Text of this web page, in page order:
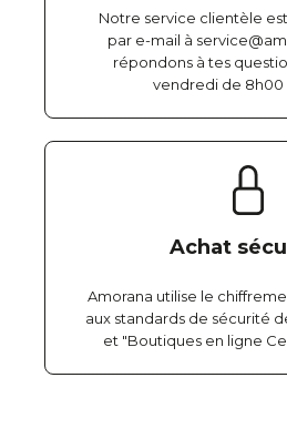
Notre service clientèle
par e-mail à
répondons à tes
vendredi de 8h00
Achat
Amorana utilise le
aux standards de sécurité
et "Boutiques en ligne